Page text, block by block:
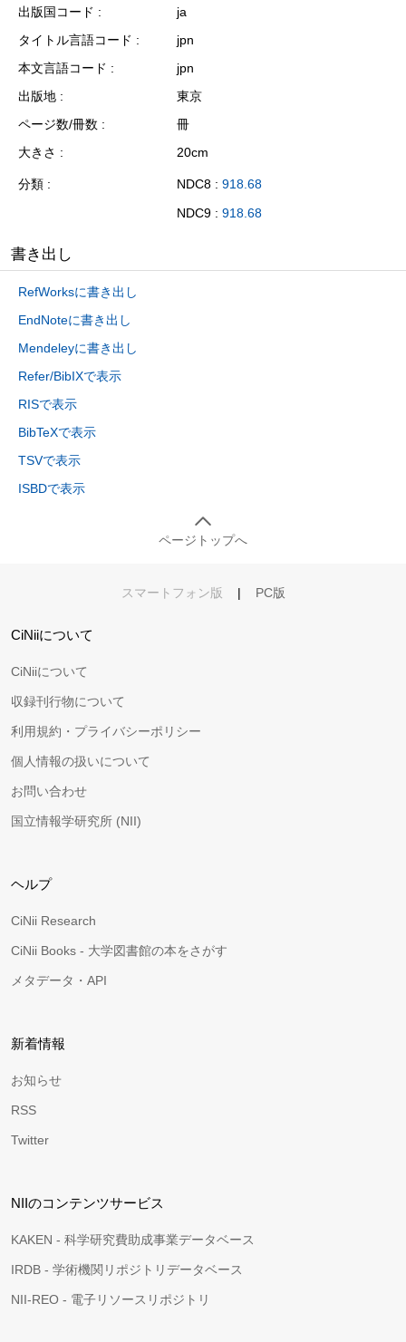
出版国コード
ja
タイトル言語コード
jpn
本文言語コード
jpn
出版地
東京
ページ数/冊数
冊
大きさ
20cm
分類 NDC8 : 918.68
NDC9 : 918.68
書き出し
RefWorksに書き出し
EndNoteに書き出し
Mendeleyに書き出し
Refer/BibIXで表示
RISで表示
BibTeXで表示
TSVで表示
ISBDで表示
ページトップへ
スマートフォン版 | PC版
CiNiiについて
CiNiiについて
収録刊行物について
利用規約・プライバシーポリシー
個人情報の扱いについて
お問い合わせ
国立情報学研究所 (NII)
ヘルプ
CiNii Research
CiNii Books - 大学図書館の本をさがす
メタデータ・API
新着情報
お知らせ
RSS
Twitter
NIIのコンテンツサービス
KAKEN - 科学研究費助成事業データベース
IRDB - 学術機関リポジトリデータベース
NII-REO - 電子リソースリポジトリ